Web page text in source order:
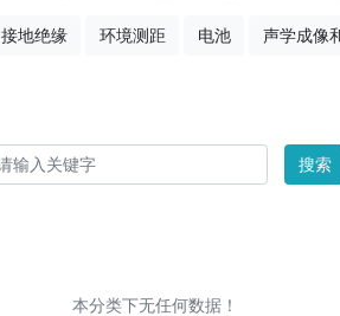
接地绝缘 环境测距 电池 声学成像
搜索
本分类下无任何数据！